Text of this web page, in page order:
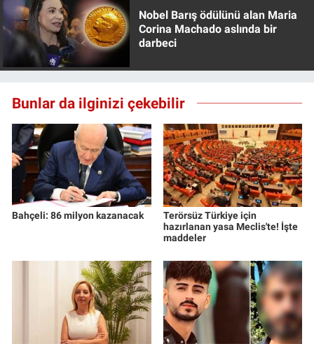
Nobel Barış ödülünü alan Maria
Corina Machado aslında bir
darbeci
Bunlar da ilginizi çekebilir
Bahçeli: 86 milyon kazanacak
Terörsüz Türkiye için
hazırlanan yasa Meclis'te! İşte
maddeler